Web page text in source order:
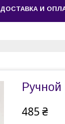
ДОСТАВКА И
Ручной
485 ₴